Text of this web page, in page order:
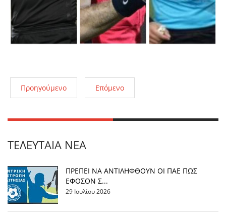
Προηγούμενο Επόμενο
ΤΕΛΕΥΤΑΊΑ ΝΈΑ
ΠΡΕΠΕΙ ΝΑ ΑΝΤΙΛΗΦΘΟΥΝ ΟΙ ΠΑΕ ΠΩΣ
ΕΦΟΣΟΝ Σ...
29 Ιουλίου 2026